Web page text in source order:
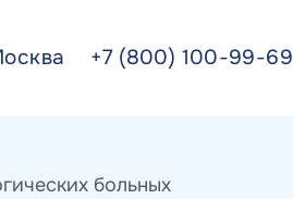
+7 (800) 100-99-69
больных